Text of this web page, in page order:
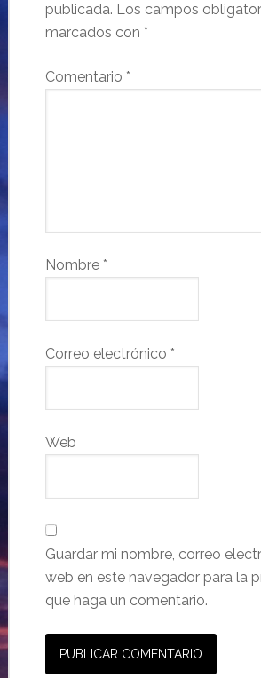
publicada. Los campos
marcados con *
Comentario *
Nombre *
Correo electrónico *
Web
Guardar mi nombre, correo
web en este navegador para la
que haga un comentario.